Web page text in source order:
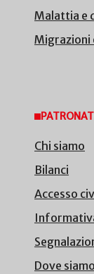
Malattia e
Migrazioni
Chi siamo
Bilanci
Accesso
Dove siamo